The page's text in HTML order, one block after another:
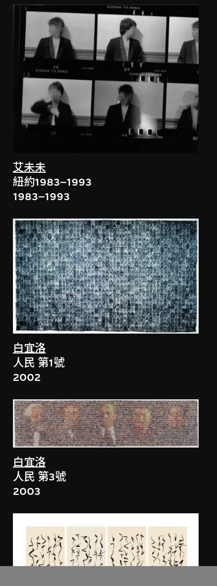
艾未未
紐約1983–1993
1983–1993
白宜洛
人民 第1號
2002
白宜洛
人民 第3號
2003